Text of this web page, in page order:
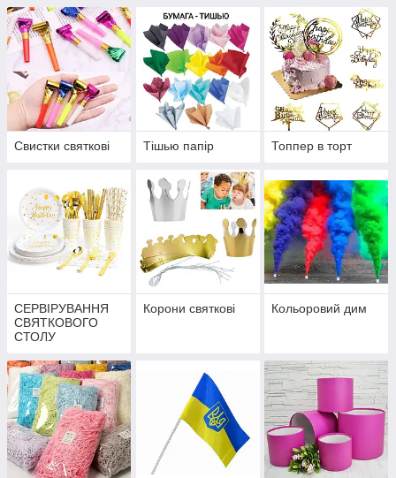
Свистки святкові Тішью папір Топпер в торт
СЕРВІРУВАННЯ
СВЯТКОВОГО
СТОЛУ
Корони святкові Кольоровий дим